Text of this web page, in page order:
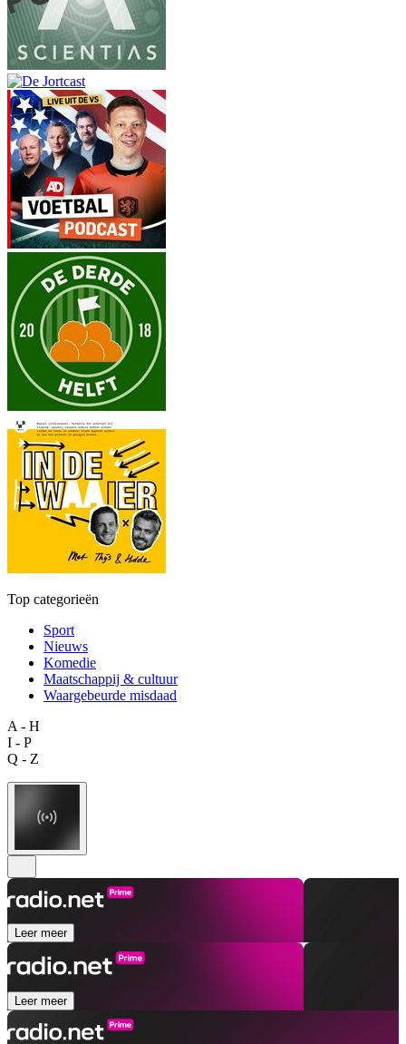
Top categorieën
Sport
Nieuws
Komedie
Maatschappij & cultuur
Waargebeurde misdaad
A - H
I - P
Q - Z
Leer meer
Leer meer